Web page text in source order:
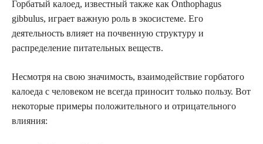
Горбатый калоед, известный также как Onthophagus
gibbulus, играет важную роль в экосистеме. Его
деятельность влияет на почвенную структуру и
распределение питательных веществ.
Несмотря на свою значимость, взаимодействие горбатого
калоеда с человеком не всегда приносит только пользу. Вот
некоторые примеры положительного и отрицательного
влияния: